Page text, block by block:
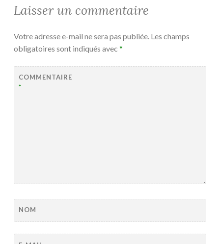
Laisser un commentaire
Votre adresse e-mail ne sera pas publiée. Les champs
obligatoires sont indiqués avec *
COMMENTAIRE
*
NOM